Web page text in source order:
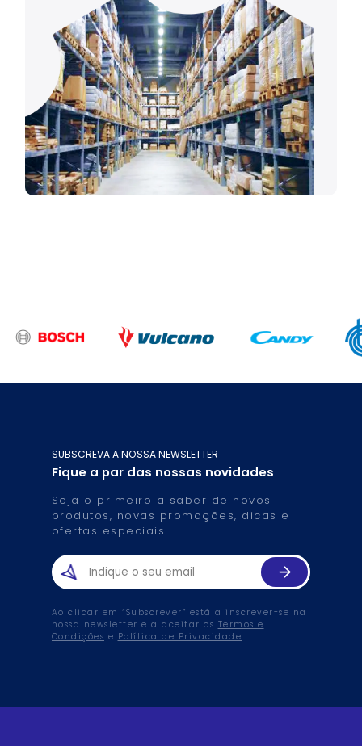
SUBSCREVA A NOSSA NEWSLETTER
Fique a par das nossas novidades
Seja o primeiro a saber de novos
produtos, novas promoções, dicas e
ofertas especiais.
Ao clicar em “Subscrever” está a inscrever-se na
nossa newsletter e a aceitar os Termos e
Condições e Política de Privacidade.